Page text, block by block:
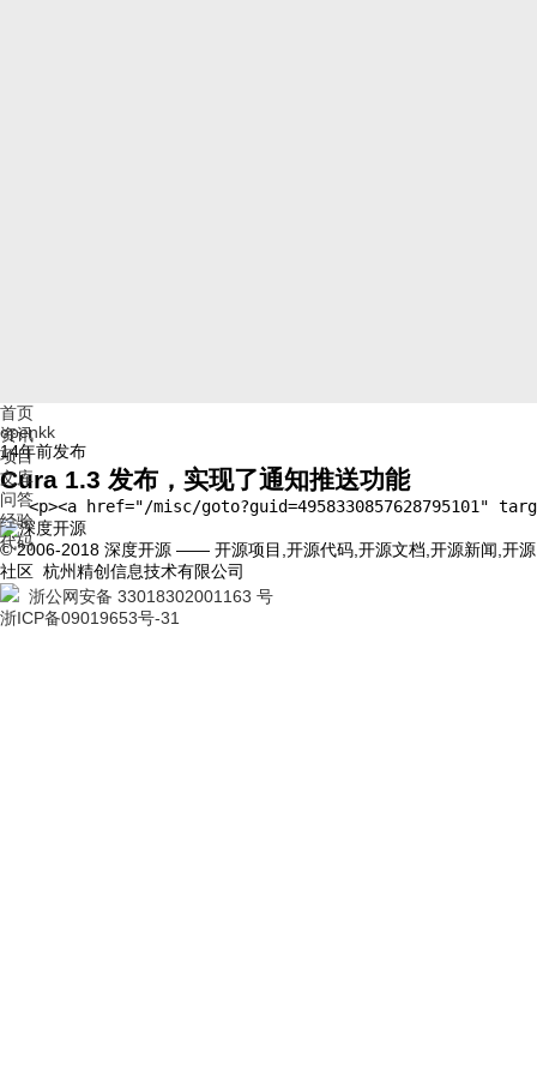
首页
资讯
项目
文库
问答
经验
代码
openkk
14年前发布
Cura 1.3 发布，实现了通知推送功能
<p><a href="/misc/goto?guid=4958330857628795101"
© 2006-2018 深度开源 —— 开源项目,开源代码,开源文档,开源新闻,开源
社区 杭州精创信息技术有限公司
浙公网安备 33018302001163 号
浙ICP备09019653号-31